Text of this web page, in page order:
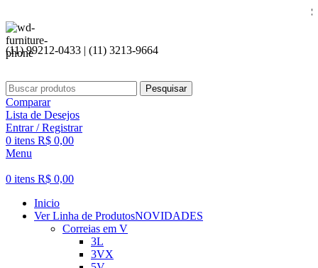
Seja bem
(11) 99212-0433 | (11) 3213-9664
Pesquisar
Comparar
Lista de Desejos
Entrar / Registrar
0 itens R$ 0,00
Menu
0 itens R$ 0,00
Inicio
Ver Linha de ProdutosNOVIDADES
Correias em V
3L
3VX